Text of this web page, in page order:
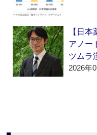
【日
アノー
ツムラ
2026年